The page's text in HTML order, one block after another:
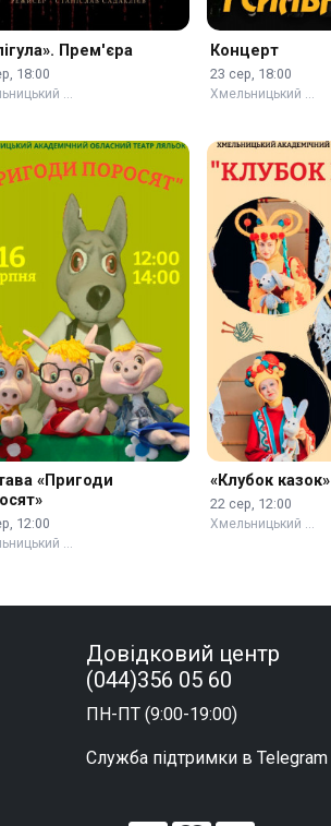
Прем'єра
18:00
…
Концерт
23 сер, 18:00
Хмельницький …
«Пригоди
12:00
…
«Клубок казок»
22 сер, 12:00
Хмельницький …
Довідковий центр
(044)356 05 60
ПН-ПТ (9:00-19:00)
Служба підтримки в Telegram